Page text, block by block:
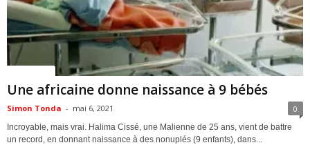
Une africaine donne naissance à 9 bébés
Simon Tonda - mai 6, 2021 0
Incroyable, mais vrai. Halima Cissé, une Malienne de 25 ans, vient de battre
un record, en donnant naissance à des nonuplés (9 enfants), dans...